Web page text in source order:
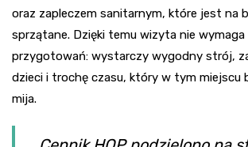
oraz zapleczem sanitarnym, które jest na
sprzątane. Dzięki temu wizyta nie
przygotowań: wystarczy wygodny strój,
dzieci i trochę czasu, który w tym miejscu
mija.